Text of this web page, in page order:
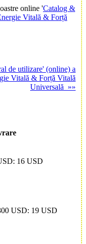
online 'Catalog &
Vitală & Forță
de utilizare' (online) a
Vitală & Forță Vitală
Universală »»
16 USD
USD: 19 USD